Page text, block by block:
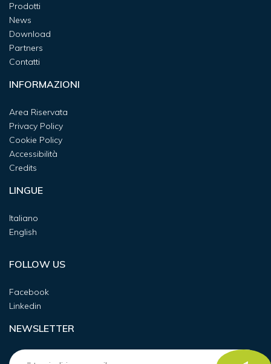
Prodotti
News
Download
Partners
Contatti
INFORMAZIONI
Area Riservata
Privacy Policy
Cookie Policy
Accessibilità
Credits
LINGUE
Italiano
English
FOLLOW US
Facebook
Linkedin
NEWSLETTER